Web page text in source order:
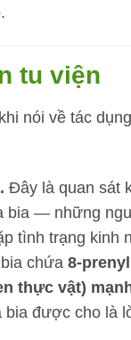
tu viện
nói về tác
Đây là quan sát
bia — những
tình trạng kinh
chứa 8-
thực vật)
được cho là